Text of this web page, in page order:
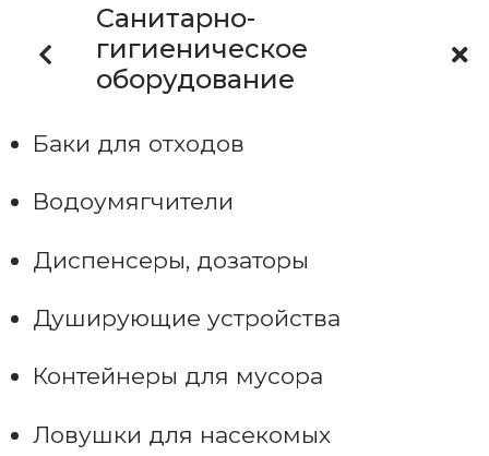
Санитарно-
гигиеническое
оборудование
Баки для отходов
Водоумягчители
Диспенсеры, дозаторы
Душирующие устройства
Контейнеры для мусора
Ловушки для насекомых